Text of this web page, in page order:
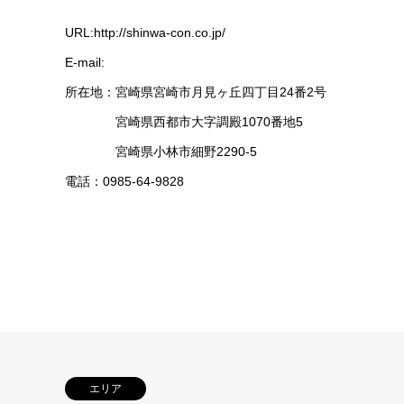
URL:http://shinwa-con.co.jp/
E-mail:
所在地：宮崎県宮崎市月見ヶ丘四丁目24番2号
宮崎県西都市大字調殿1070番地5
宮崎県小林市細野2290-5
電話：0985-64-9828
エリア